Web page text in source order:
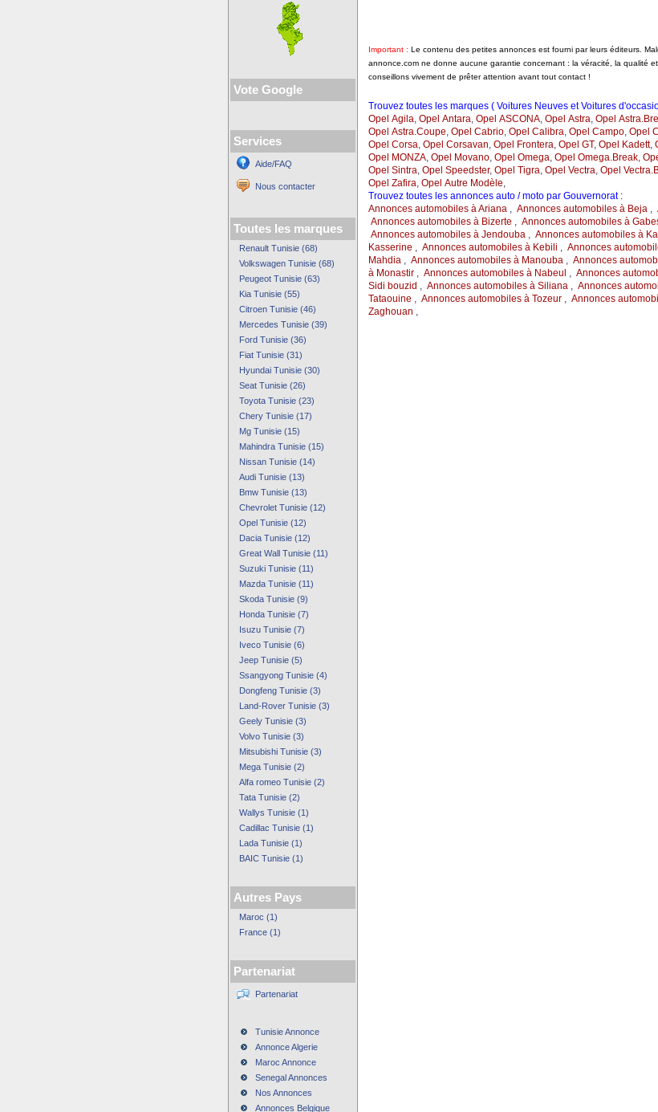
Vote Google
Services
Aide/FAQ
Nous contacter
Toutes les marques
Renault Tunisie (68)
Volkswagen Tunisie (68)
Peugeot Tunisie (63)
Kia Tunisie (55)
Citroen Tunisie (46)
Mercedes Tunisie (39)
Ford Tunisie (36)
Fiat Tunisie (31)
Hyundai Tunisie (30)
Seat Tunisie (26)
Toyota Tunisie (23)
Chery Tunisie (17)
Mg Tunisie (15)
Mahindra Tunisie (15)
Nissan Tunisie (14)
Audi Tunisie (13)
Bmw Tunisie (13)
Chevrolet Tunisie (12)
Opel Tunisie (12)
Dacia Tunisie (12)
Great Wall Tunisie (11)
Suzuki Tunisie (11)
Mazda Tunisie (11)
Skoda Tunisie (9)
Honda Tunisie (7)
Isuzu Tunisie (7)
Iveco Tunisie (6)
Jeep Tunisie (5)
Ssangyong Tunisie (4)
Dongfeng Tunisie (3)
Land-Rover Tunisie (3)
Geely Tunisie (3)
Volvo Tunisie (3)
Mitsubishi Tunisie (3)
Mega Tunisie (2)
Alfa romeo Tunisie (2)
Tata Tunisie (2)
Wallys Tunisie (1)
Cadillac Tunisie (1)
Lada Tunisie (1)
BAIC Tunisie (1)
Autres Pays
Maroc (1)
France (1)
Partenariat
Partenariat
Tunisie Annonce
Annonce Algerie
Maroc Annonce
Senegal Annonces
Nos Annonces
Annonces Belgique
Important : Le contenu des petites annonces est fourni par leurs éditeurs.
annonce.com ne donne aucune garantie concernant : la véracité, la qualité
conseillons vivement de prêter attention avant tout contact !
Trouvez toutes les marques ( Voitures Neuves et Voitures
Opel Agila, Opel Antara, Opel ASCONA, Opel Astra, Opel
Opel Astra.Coupe, Opel Cabrio, Opel Calibra, Opel Campo, Opel
Opel Corsa, Opel Corsavan, Opel Frontera, Opel GT, Opel Kadett,
Opel MONZA, Opel Movano, Opel Omega, Opel Omega.Break,
Opel Sintra, Opel Speedster, Opel Tigra, Opel Vectra, Opel
Opel Zafira, Opel Autre Modèle,
Trouvez toutes les annonces auto / moto par Gouvernorat :
Annonces automobiles à Ariana, Annonces automobiles à Beja,
Annonces automobiles à Bizerte , Annonces automobiles à
Annonces automobiles à Jendouba, Annonces automobiles à
Kasserine , Annonces automobiles à Kebili , Annonces
Mahdia, Annonces automobiles à Manouba, Annonces
à Monastir, Annonces automobiles à Nabeul , Annonces
Sidi bouzid , Annonces automobiles à Siliana, Annonces
Tataouine , Annonces automobiles à Tozeur, Annonces
Zaghouan ,